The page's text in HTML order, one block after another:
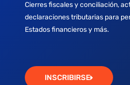
Cierres fiscales y conciliación,
declaraciones tributarias para
Estados financieros y más.
INSCRIBIRSE